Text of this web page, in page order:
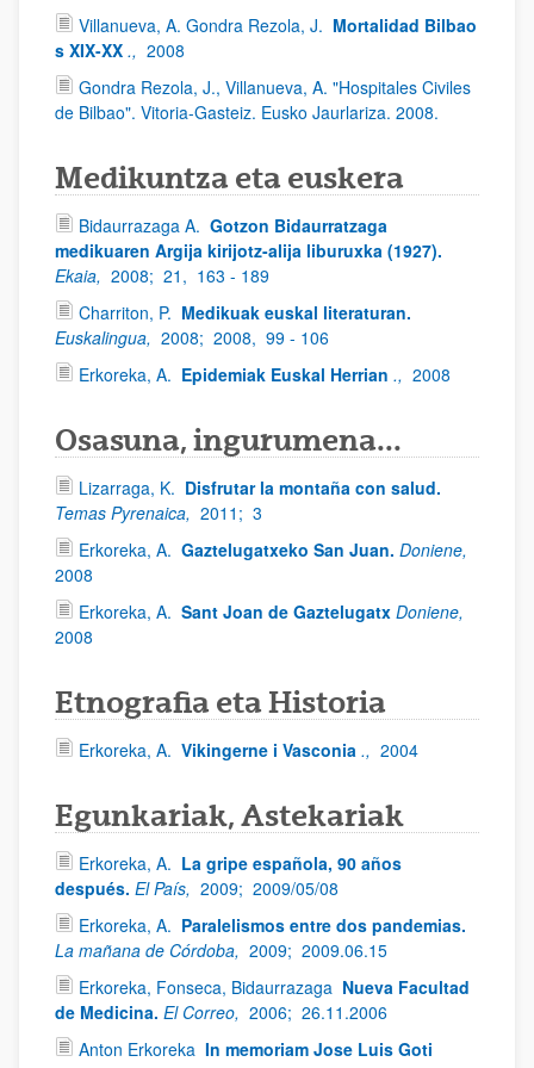
Villanueva, A. Gondra Rezola, J. Mortalidad Bilbao
s XIX-XX ., 2008
Gondra Rezola, J., Villanueva, A. "Hospitales Civiles
de Bilbao". Vitoria-Gasteiz. Eusko Jaurlariza. 2008.
Medikuntza eta euskera
Bidaurrazaga A. Gotzon Bidaurratzaga
medikuaren Argija kirijotz-alija liburuxka (1927).
Ekaia, 2008; 21, 163 - 189
Charriton, P. Medikuak euskal literaturan.
Euskalingua, 2008; 2008, 99 - 106
Erkoreka, A. Epidemiak Euskal Herrian ., 2008
Osasuna, ingurumena...
Lizarraga, K. Disfrutar la montaña con salud.
Temas Pyrenaica, 2011; 3
Erkoreka, A. Gaztelugatxeko San Juan. Doniene,
2008
Erkoreka, A. Sant Joan de Gaztelugatx Doniene,
2008
Etnografia eta Historia
Erkoreka, A. Vikingerne i Vasconia ., 2004
Egunkariak, Astekariak
Erkoreka, A. La gripe española, 90 años
después. El País, 2009; 2009/05/08
Erkoreka, A. Paralelismos entre dos pandemias.
La mañana de Córdoba, 2009; 2009.06.15
Erkoreka, Fonseca, Bidaurrazaga Nueva Facultad
de Medicina. El Correo, 2006; 26.11.2006
Anton Erkoreka In memoriam Jose Luis Goti